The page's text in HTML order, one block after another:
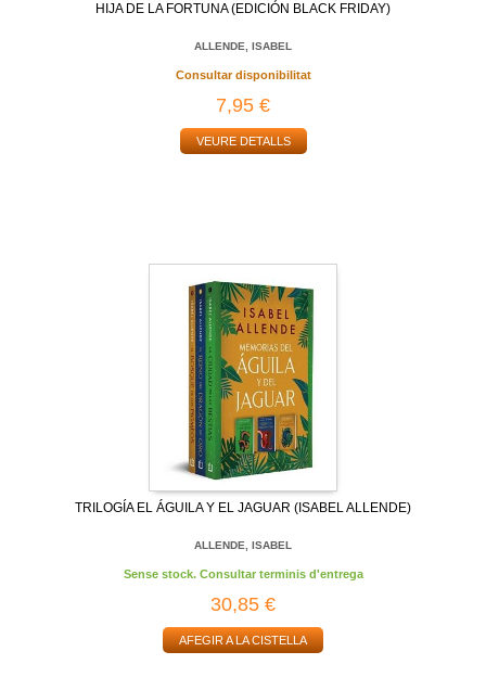
HIJA DE LA FORTUNA (EDICIÓN BLACK FRIDAY)
ALLENDE, ISABEL
Consultar disponibilitat
7,95 €
VEURE DETALLS
TRILOGÍA EL ÁGUILA Y EL JAGUAR (ISABEL ALLENDE)
ALLENDE, ISABEL
Sense stock. Consultar terminis d'entrega
30,85 €
AFEGIR A LA CISTELLA